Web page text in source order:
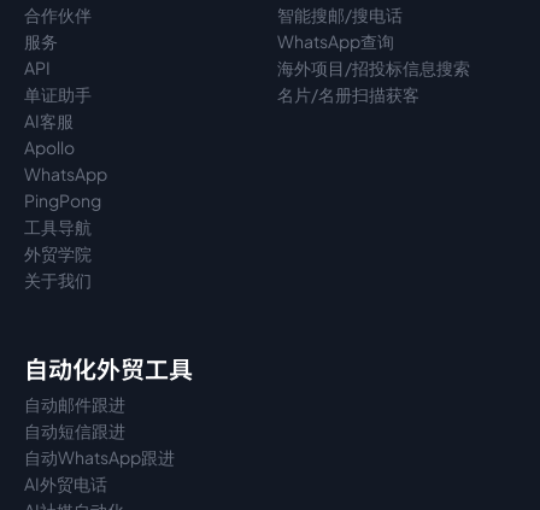
合作伙伴
服务
API
单证助手
AI客服
Apollo
WhatsApp
PingPong
工具导航
外贸学院
关于我们
智能搜邮/搜电话
WhatsApp查询
海外项目/招投标信息搜索
名片/名册扫描获客
自动化外贸工具
自动邮件跟进
自动短信跟进
自动WhatsApp跟进
AI外贸电话